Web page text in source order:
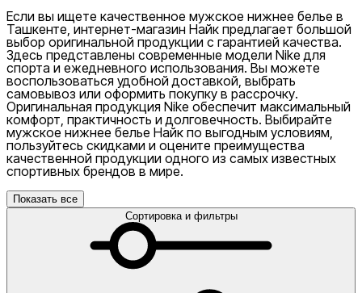
Если вы ищете качественное мужское нижнее белье в
Ташкенте, интернет-магазин Найк предлагает большой
выбор оригинальной продукции с гарантией качества.
Здесь представлены современные модели Nike для
спорта и ежедневного использования. Вы можете
воспользоваться удобной доставкой, выбрать
самовывоз или оформить покупку в рассрочку.
Оригинальная продукция Nike обеспечит максимальный
комфорт, практичность и долговечность. Выбирайте
мужское нижнее белье Найк по выгодным условиям,
пользуйтесь скидками и оцените преимущества
качественной продукции одного из самых известных
спортивных брендов в мире.
Показать все
Сортировка и фильтры